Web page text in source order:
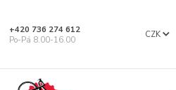
CZK
+420 736 274 612
Po-Pá 8.00-16.00